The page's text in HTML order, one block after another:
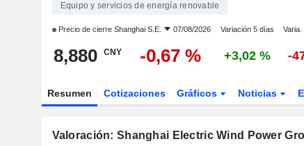
Equipo y servicios de energía renovable
Precio de cierre Shanghai S.E. 07/08/2026 Variación 5 días Varia.
8,880 CNY -0,67 % +3,02 % -
Resumen Cotizaciones Gráficos Noticias
Valoración: Shanghai Electric Wind Power